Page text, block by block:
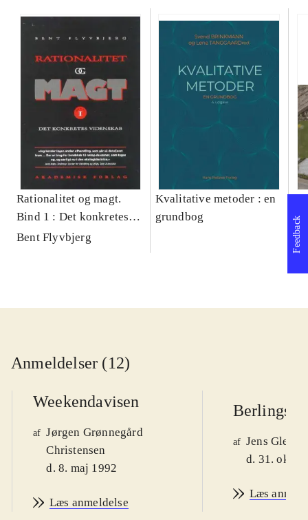
Rationalitet og magt.
Bind 1 : Det konkretes
videnskab
Bent Flyvbjerg
Kvalitative metoder : en
grundbog
Anmeldelser (12)
Weekendavisen
af Jørgen Grønnegård
Christensen
d. 8. maj 1992
Læs anmeldelse
af Jens
d. 31. okt.
Læs
Feedback